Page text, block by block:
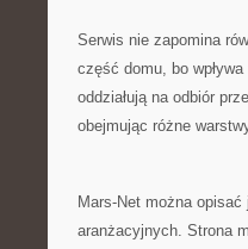
Serwis nie zapomina
część domu, bo
oddziałują na odbiór
obejmując różne
Mars-Net można
aranżacyjnych. Strona